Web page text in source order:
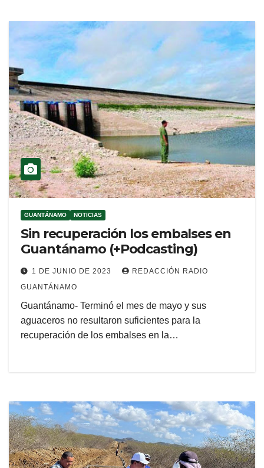
GUANTÁNAMO NOTICIAS
Sin recuperación los embalses en
Guantánamo (+Podcasting)
1 DE JUNIO DE 2023
REDACCIÓN RADIO
GUANTÁNAMO
Guantánamo- Terminó el mes de mayo y sus
aguaceros no resultaron suficientes para la
recuperación de los embalses en la…